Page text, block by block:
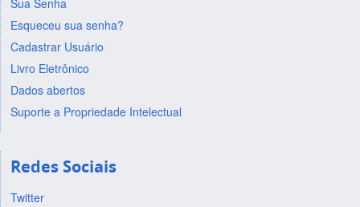
Sua Senha
Esqueceu sua senha?
Cadastrar Usuário
Livro Eletrônico
Dados abertos
Suporte a Propriedade Intelectual
Redes Sociais
Twitter